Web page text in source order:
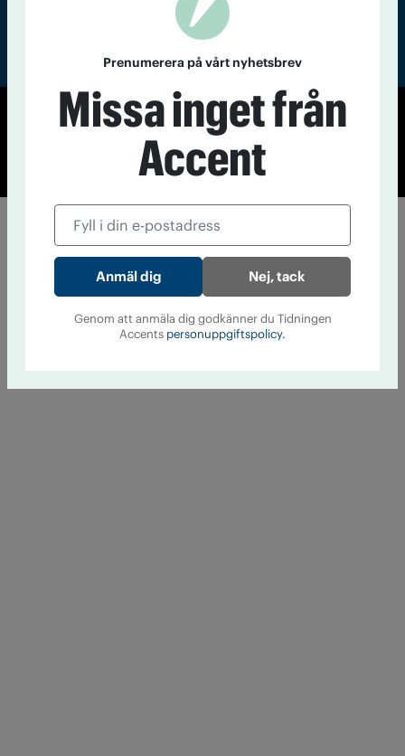
© Tidningen Accent 2026
Cookiepolicy
Personuppgiftspolicy
Prenumerera på vårt nyhetsbrev
Missa inget från
Accent
Nej, tack
Genom att anmäla dig godkänner du Tidningen
Accents personuppgiftspolicy.